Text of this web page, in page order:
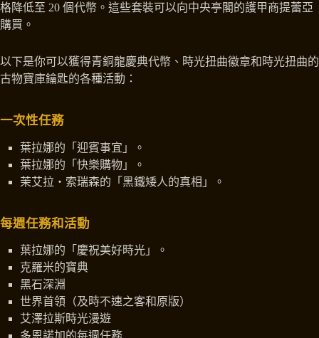
格降低至 20 個代幣。這些套裝可以向中央亭閣的護甲商提蕾亞
購買。
以下是你可以獲得青銅龍慶典代幣、時光扭曲徽章和時光扭曲的
古物寶庫鑰匙的各種活動：
一次性任務
葉拉娜的「迎賓事宜」。
葉拉娜的「快樂購物」。
茉艾拉‧索瑞森的「黑鐵矮人的真相」。
每週任務和活動
葉拉娜的「慶祝美好時光」。
克羅米的寶典
黑石深淵
世界首領（及時不速之客和原版）
艾澤拉斯時光漫遊